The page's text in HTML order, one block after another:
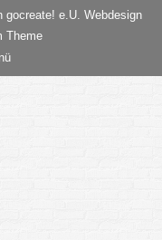
gocreate! e.U. Webdesign
Theme